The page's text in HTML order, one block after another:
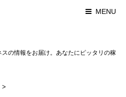
MENU
の情報をお届け。あなたにピッタリの稼
>